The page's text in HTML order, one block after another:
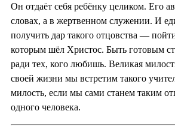
Он отдаёт себя ребёнку целиком. Его
словах, а в жертвенном служении. И
получить дар такого отцовства —
которым шёл Христос. Быть готовым
ради тех, кого любишь. Великая
своей жизни мы встретим такого
милость, если мы сами станем таким
одного человека.